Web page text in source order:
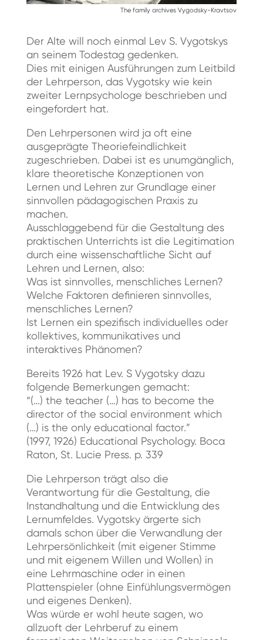
The family archives Vygodsky-Kravtsov
Der Alte will noch einmal Lev S. Vygotskys
an seinem Todestag gedenken.
Dies mit einigen Ausführungen zum Leitbild
der Lehrperson, das Vygotsky wie kein
zweiter Lernpsychologe beschrieben und
eingefordert hat.
Den Lehrpersonen wird ja oft eine
ausgeprägte Theoriefeindlichkeit
zugeschrieben. Dabei ist es unumgänglich,
klare theoretische Konzeptionen von
Lernen und Lehren zur Grundlage einer
sinnvollen pädagogischen Praxis zu
machen.
Ausschlaggebend für die Gestaltung des
praktischen Unterrichts ist die Legitimation
durch eine wissenschaftliche Sicht auf
Lehren und Lernen, also:
Was ist sinnvolles, menschliches Lernen?
Welche Faktoren definieren sinnvolles,
menschliches Lernen?
Ist Lernen ein spezifisch individuelles oder
kollektives, kommunikatives und
interaktives Phänomen?
Bereits 1926 hat Lev. S Vygotsky dazu
folgende Bemerkungen gemacht:
“(…) the teacher (…) has to become the
director of the social environment which
(…) is the only educational factor.”
(1997, 1926) Educational Psychology. Boca
Raton, St. Lucie Press. p. 339
Die Lehrperson trägt also die
Verantwortung für die Gestaltung, die
Instandhaltung und die Entwicklung des
Lernumfeldes. Vygotsky ärgerte sich
damals schon über die Verwandlung der
Lehrpersönlichkeit (mit eigener Stimme
und mit eigenem Willen und Wollen) in
eine Lehrmaschine oder in einen
Plattenspieler (ohne Einfühlungsvermögen
und eigenes Denken).
Was würde er wohl heute sagen, wo
allzuoft der Lehrberuf zu einem